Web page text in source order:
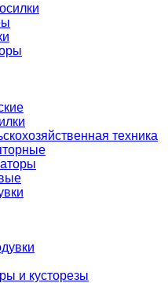
техника
и кусторезы